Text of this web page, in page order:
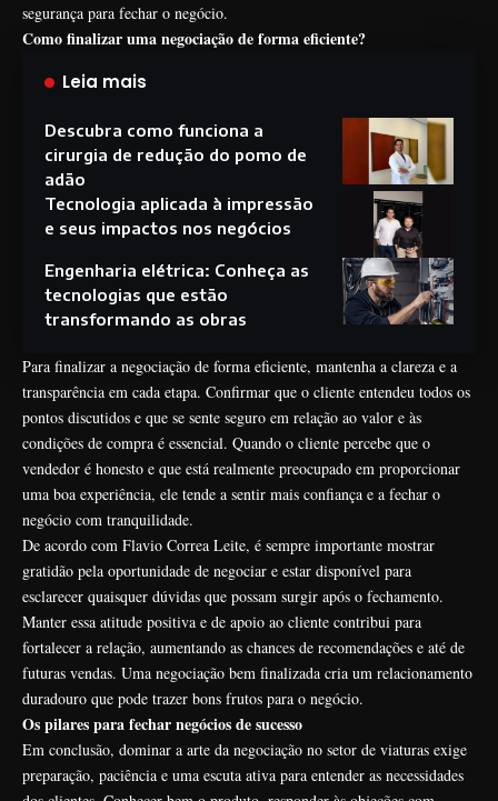
segurança para fechar o negócio.
Como finalizar uma negociação de forma eficiente?
Leia mais
Descubra como funciona a
cirurgia de redução do pomo de
adão
Tecnologia aplicada à impressão
e seus impactos nos negócios
Engenharia elétrica: Conheça as
tecnologias que estão
transformando as obras
Para finalizar a negociação de forma eficiente, mantenha a clareza e a
transparência em cada etapa. Confirmar que o cliente entendeu todos os
pontos discutidos e que se sente seguro em relação ao valor e às
condições de compra é essencial. Quando o cliente percebe que o
vendedor é honesto e que está realmente preocupado em proporcionar
uma boa experiência, ele tende a sentir mais confiança e a fechar o
negócio com tranquilidade.
De acordo com Flavio Correa Leite, é sempre importante mostrar
gratidão pela oportunidade de negociar e estar disponível para
esclarecer quaisquer dúvidas que possam surgir após o fechamento.
Manter essa atitude positiva e de apoio ao cliente contribui para
fortalecer a relação, aumentando as chances de recomendações e até de
futuras vendas. Uma negociação bem finalizada cria um relacionamento
duradouro que pode trazer bons frutos para o negócio.
Os pilares para fechar negócios de sucesso
Em conclusão, dominar a arte da negociação no setor de viaturas exige
preparação, paciência e uma escuta ativa para entender as necessidades